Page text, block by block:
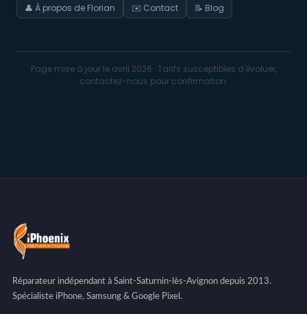
👤 À propos de Florian ✉️ Contact 📝 Blog
Page mise à jour le avril 2026 · Tarifs susceptibles d'évoluer,
contactez-nous pour confirmation.
Réparateur indépendant à Saint-Saturnin-lès-Avignon depuis 2013.
Spécialiste iPhone, Samsung & Google Pixel.